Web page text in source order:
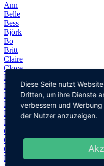
Ann
Belle
Bess
Björk
Bo
Britt
Claire
Clove
Dawn
Elle
Eve
Fay
Fee
Fleur
Gem
Grace
Griet
Hope
Diese Seite nutzt
Dritten, um ihre Dienste
verbessern und
der Nutzer anzuzeigen.